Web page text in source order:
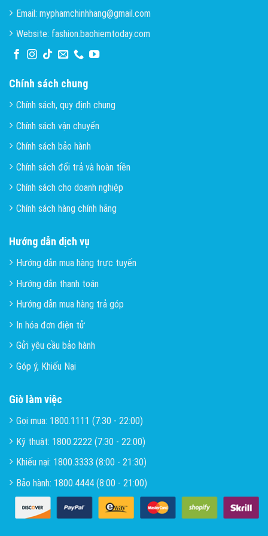
Email: myphamchinhhang@gmail.com
Website: fashion.baohiemtoday.com
Chính sách chung
Chính sách, quy định chung
Chính sách vận chuyển
Chính sách bảo hành
Chính sách đổi trả và hoàn tiền
Chính sách cho doanh nghiệp
Chính sách hàng chính hãng
Hướng dẫn dịch vụ
Hướng dẫn mua hàng trực tuyến
Hướng dẫn thanh toán
Hướng dẫn mua hàng trả góp
In hóa đơn điện tử
Gửi yêu cầu bảo hành
Góp ý, Khiếu Nại
Giờ làm việc
Gọi mua: 1800.1111 (7:30 - 22:00)
Kỹ thuật: 1800.2222 (7:30 - 22:00)
Khiếu nại: 1800.3333 (8:00 - 21:30)
Bảo hành: 1800.4444 (8:00 - 21:00)